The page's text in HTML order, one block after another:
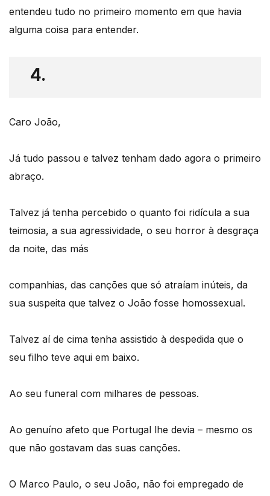
entendeu tudo no primeiro momento em que havia
alguma coisa para entender.
4.
Caro João,
Já tudo passou e talvez tenham dado agora o primeiro
abraço.
Talvez já tenha percebido o quanto foi ridícula a sua
teimosia, a sua agressividade, o seu horror à desgraça
da noite, das más
companhias, das canções que só atraíam inúteis, da
sua suspeita que talvez o João fosse homossexual.
Talvez aí de cima tenha assistido à despedida que o
seu filho teve aqui em baixo.
Ao seu funeral com milhares de pessoas.
Ao genuíno afeto que Portugal lhe devia – mesmo os
que não gostavam das suas canções.
O Marco Paulo, o seu João, não foi empregado de